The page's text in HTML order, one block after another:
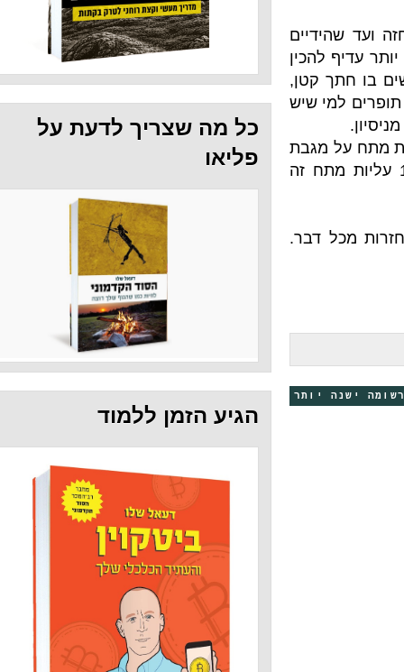
קטן,
שיש
מגבת
המגבת. 15 עליות מתח זה
דבר.
יותר
כל מה שצריך לדעת על
פליאו
הגיע הזמן ללמוד